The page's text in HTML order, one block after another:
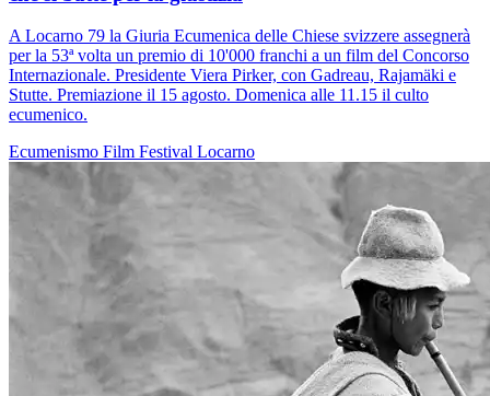
A Locarno 79 la Giuria Ecumenica delle Chiese svizzere assegnerà
per la 53ª volta un premio di 10'000 franchi a un film del Concorso
Internazionale. Presidente Viera Pirker, con Gadreau, Rajamäki e
Stutte. Premiazione il 15 agosto. Domenica alle 11.15 il culto
ecumenico.
Ecumenismo Film Festival Locarno